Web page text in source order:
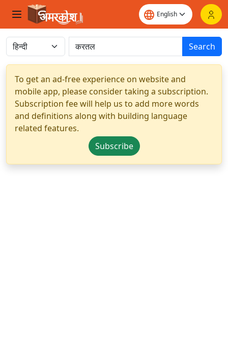
Search
To get an ad-free experience on website and
mobile app, please consider taking a subscription.
Subscription fee will help us to add more words
and definitions along with building language
related features.
Subscribe